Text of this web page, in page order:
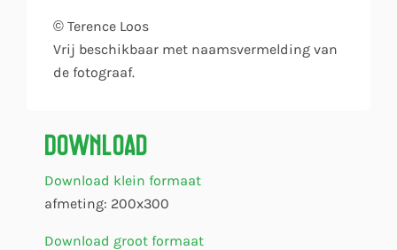
© Terence Loos
Vrij beschikbaar met naamsvermelding van
de fotograaf.
Download
Download klein formaat
afmeting: 200x300
Download groot formaat